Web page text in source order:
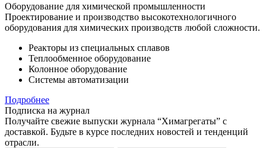
Оборудование для химической промышленности
Проектирование и производство высокотехнологичного
оборудования для химических производств любой сложности.
Реакторы из специальных сплавов
Теплообменное оборудование
Колонное оборудование
Системы автоматизации
Подробнее
Подписка на журнал
Получайте свежие выпуски журнала “Химагрегаты” с
доставкой. Будьте в курсе последних новостей и тенденций
отрасли.